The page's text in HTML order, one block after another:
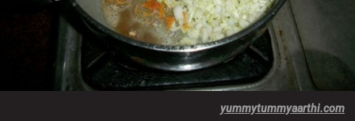
yummytummyaarthi.com